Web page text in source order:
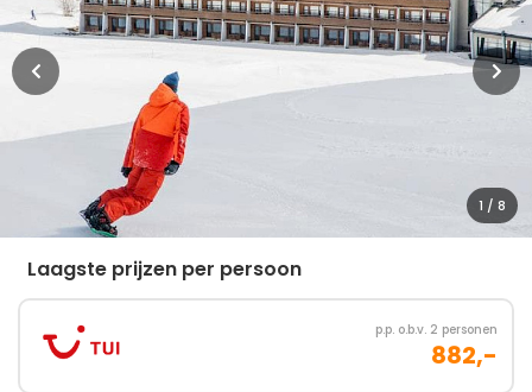
1 / 8
Laagste prijzen per persoon
p.p. o.b.v. 2 personen
882,-